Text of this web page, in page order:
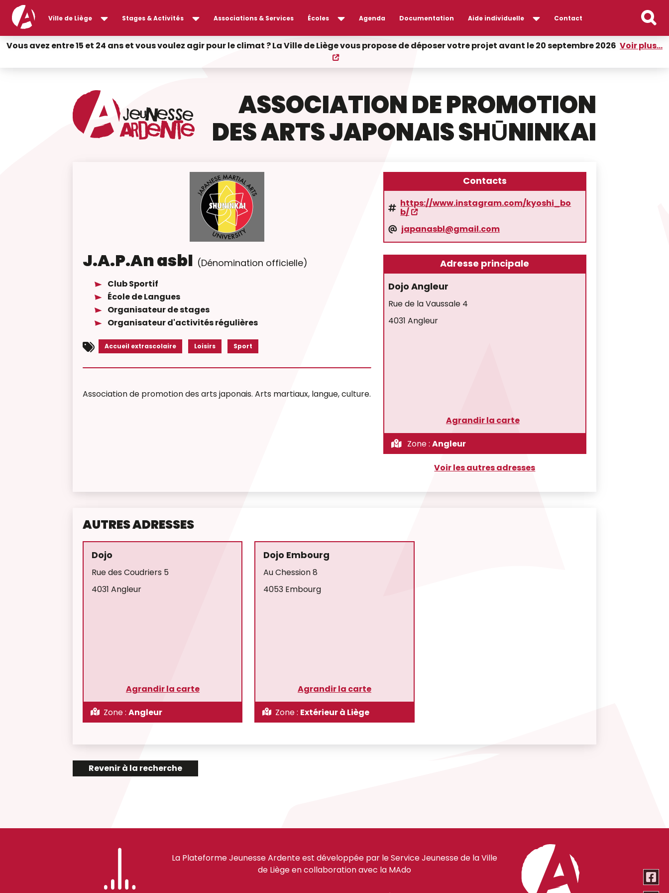
Ville de Liège Stages & Activités Associations & Services Écoles Agenda Documentation Aide individuelle Contact
Vous avez entre 15 et 24 ans et vous voulez agir pour le climat ? La Ville de Liège vous propose de déposer votre projet avant le 20 septembre 2026 Voir plus...
ASSOCIATION DE PROMOTION
DES ARTS JAPONAIS SHŪNINKAI
J.A.P.An asbl (Dénomination officielle)
Club Sportif
École de Langues
Organisateur de stages
Organisateur d'activités régulières
Accueil extrascolaire Loisirs Sport
Association de promotion des arts japonais. Arts martiaux, langue, culture.
Contacts
https://www.instagram.com/kyoshi_bo
b/
japanasbl@gmail.com
Adresse principale
Dojo Angleur
Rue de la Vaussale 4
4031 Angleur
Agrandir la carte
Zone : Angleur
Voir les autres adresses
AUTRES ADRESSES
Dojo
Rue des Coudriers 5
4031 Angleur
Agrandir la carte
Zone : Angleur
Dojo Embourg
Au Chession 8
4053 Embourg
Agrandir la carte
Zone : Extérieur à Liège
Revenir à la recherche
La Plateforme Jeunesse Ardente est développée par le Service Jeunesse de la Ville
de Liège en collaboration avec la MAdo